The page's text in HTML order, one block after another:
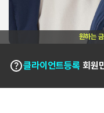
원하는
클라이언트등록 회원